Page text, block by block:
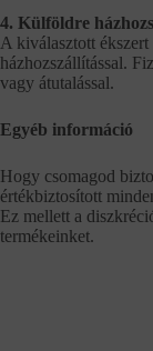
4. Külföldre
A kiválasztott
házhozszállítással.
vagy átutalással.
Egyéb információ
Hogy csomagod
értékbiztosított
Ez mellett a
termékeinket.